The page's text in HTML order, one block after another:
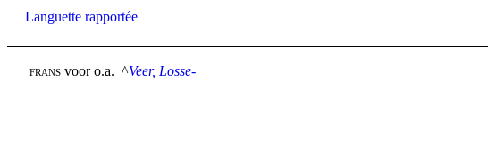
Languette rapportée
FRANS voor o.a. ^Veer, Losse-